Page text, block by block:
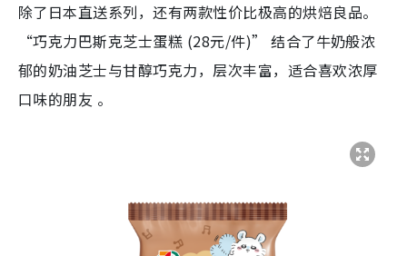
除了日本直送系列，还有两款性价比极高的烘焙良品。
“巧克力巴斯克芝士蛋糕 (28元/件)” 结合了牛奶般浓
郁的奶油芝士与甘醇巧克力，层次丰富，适合喜欢浓厚
口味的朋友 。